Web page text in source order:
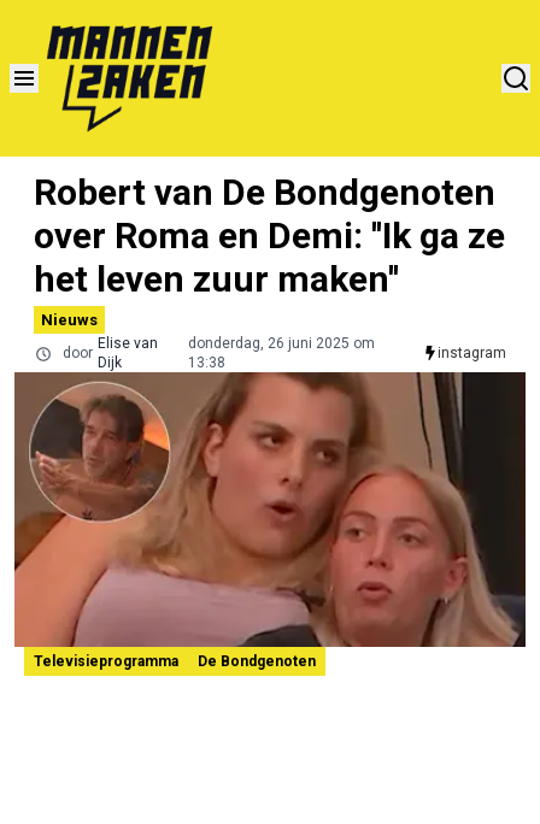
Robert van De Bondgenoten
over Roma en Demi: ''Ik ga ze
het leven zuur maken''
Nieuws
door
Elise van
Dijk
donderdag, 26 juni 2025 om
13:38
instagram
Televisieprogramma De Bondgenoten